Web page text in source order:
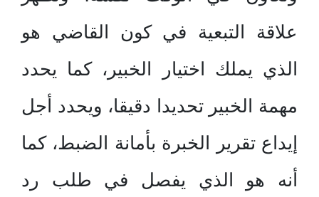
علاقة التبعية في كون القاضي هو
الذي يملك اختيار الخبير، كما يحدد
مهمة الخبير تحديدا دقيقا، ويحدد أجل
إيداع تقرير الخبرة بأمانة الضبط، كما
أنه هو الذي يفصل في طلب رد